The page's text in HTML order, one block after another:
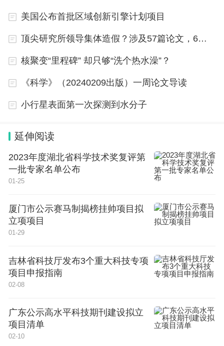
美国公布首批区域创新引擎计划项目
顶尖研究所领导集体造假？涉及57篇论文，6篇正撤回
核聚变“里程碑” 却只够“洗个热水澡”？
《科学》（20240209出版）一周论文导读
小行星表面第一次探测到水分子
延伸阅读
2023年度湖北省科学技术奖复评第
一批专家名单公布
01-25
厦门市公示赛马制揭榜挂帅项目拟
立项项目
01-29
吉林省科技厅发布3个重大科技专项
项目申报指南
02-08
广东公示高水平科技期刊建设拟立
项目清单
02-10